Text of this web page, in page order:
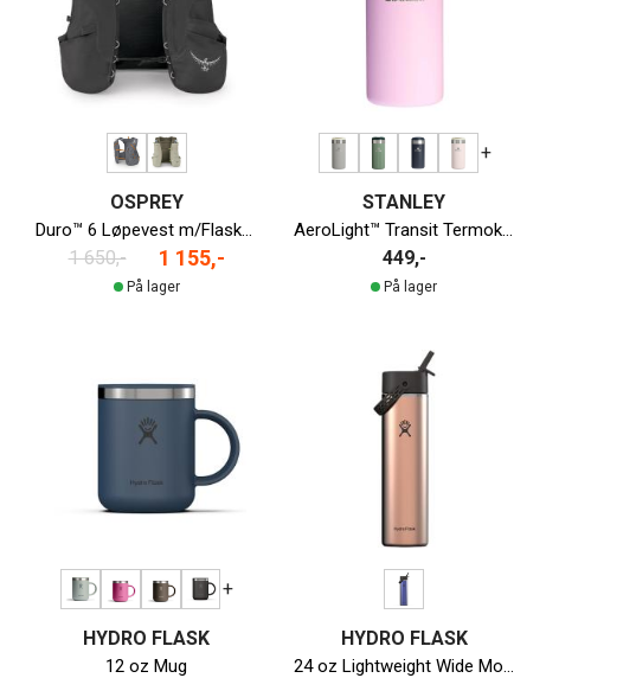
OSPREY
1 650,- 1 155,-
På lager
+
STANLEY
AeroLight™ Transit Termokopp | 350ml
449,-
På lager
+
HYDRO FLASK
12 oz Mug
HYDRO FLASK
24 oz Lightweight Wide Mouth m/Flex Straw Cap